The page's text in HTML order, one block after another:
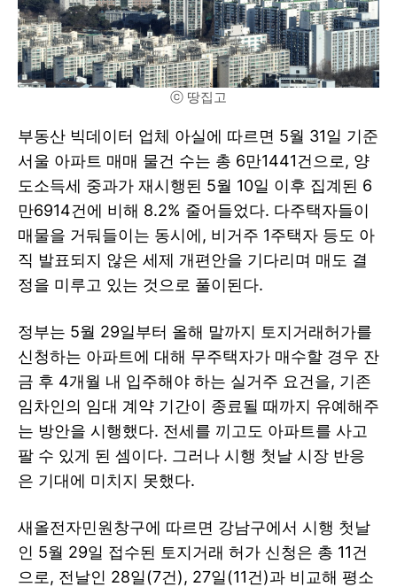
ⓒ 땅집고
부동산 빅데이터 업체 아실에 따르면 5월 31일 기준
서울 아파트 매매 물건 수는 총 6만1441건으로, 양
도소득세 중과가 재시행된 5월 10일 이후 집계된 6
만6914건에 비해 8.2% 줄어들었다. 다주택자들이
매물을 거둬들이는 동시에, 비거주 1주택자 등도 아
직 발표되지 않은 세제 개편안을 기다리며 매도 결
정을 미루고 있는 것으로 풀이된다.
정부는 5월 29일부터 올해 말까지 토지거래허가를
신청하는 아파트에 대해 무주택자가 매수할 경우 잔
금 후 4개월 내 입주해야 하는 실거주 요건을, 기존
임차인의 임대 계약 기간이 종료될 때까지 유예해주
는 방안을 시행했다. 전세를 끼고도 아파트를 사고
팔 수 있게 된 셈이다. 그러나 시행 첫날 시장 반응
은 기대에 미치지 못했다.
새올전자민원창구에 따르면 강남구에서 시행 첫날
인 5월 29일 접수된 토지거래 허가 신청은 총 11건
으로, 전날인 28일(7건), 27일(11건)과 비교해 평소